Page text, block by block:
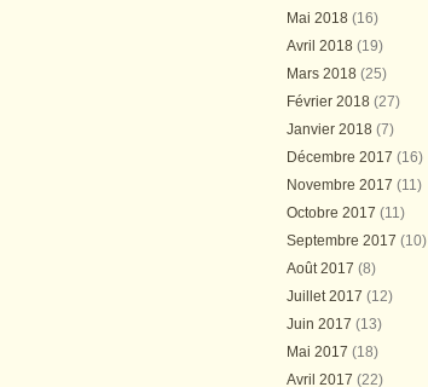
Mai 2018 (16)
Avril 2018 (19)
Mars 2018 (25)
Février 2018 (27)
Janvier 2018 (7)
Décembre 2017 (16)
Novembre 2017 (11)
Octobre 2017 (11)
Septembre 2017 (10)
Août 2017 (8)
Juillet 2017 (12)
Juin 2017 (13)
Mai 2017 (18)
Avril 2017 (22)